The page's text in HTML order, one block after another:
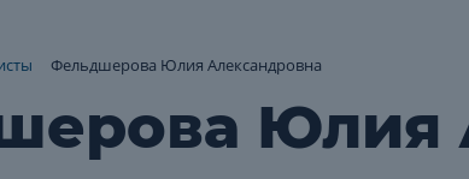
Фельдшерова Юлия Александровна
Юлия